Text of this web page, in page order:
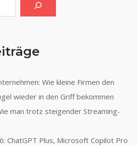
Wie kleine Firmen den
wieder in den Griff bekommen
man trotz steigender Streaming-
ChatGPT Plus, Microsoft Copilot Pro